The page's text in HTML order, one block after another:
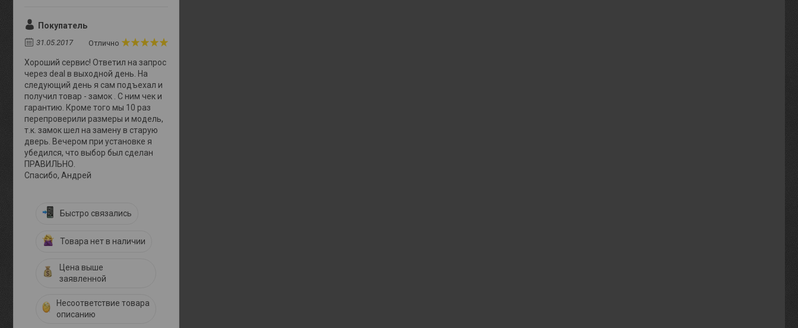
Покупатель
31.05.2017 Отлично
Хороший сервис! Ответил на запрос
через deal в выходной день. На
следующий день я сам подъехал и
получил товар - замок . С ним чек и
гарантию. Кроме того мы 10 раз
перепроверили размеры и модель,
т.к. замок шел на замену в старую
дверь. Вечером при установке я
убедился, что выбор был сделан
ПРАВИЛЬНО.
Спасибо, Андрей
Быстро связались
Товара нет в наличии
Цена выше
заявленной
Несоответствие товара
описанию